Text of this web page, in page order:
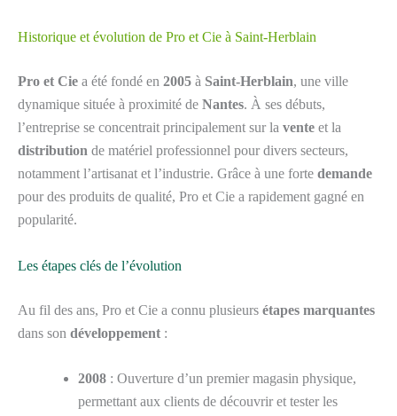
Historique et évolution de Pro et Cie à Saint-Herblain
Pro et Cie a été fondé en 2005 à Saint-Herblain, une ville
dynamique située à proximité de Nantes. À ses débuts,
l’entreprise se concentrait principalement sur la vente et la
distribution de matériel professionnel pour divers secteurs,
notamment l’artisanat et l’industrie. Grâce à une forte demande
pour des produits de qualité, Pro et Cie a rapidement gagné en
popularité.
Les étapes clés de l’évolution
Au fil des ans, Pro et Cie a connu plusieurs étapes marquantes
dans son développement :
2008 : Ouverture d’un premier magasin physique,
permettant aux clients de découvrir et tester les